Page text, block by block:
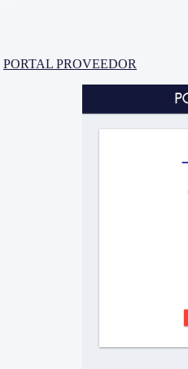
PORTAL PROVEEDOR